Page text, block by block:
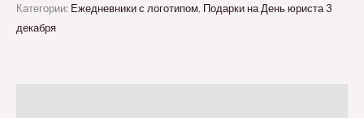
Категории: Ежедневники с логотипом, Подарки на День юриста 3
декабря